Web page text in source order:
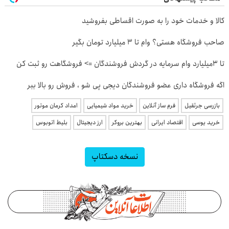
کالا و خدمات خود را به صورت اقساطی بفروشید
صاحب فروشگاه هستی؟ وام تا ۳ میلیارد تومان بگیر
تا 3میلیارد وام سرمایه در گردش فروشندگان => فروشگاهت رو ثبت کن
اگه فروشگاه داری عضو فروشندگان دیجی پی شو ، فروش رو بالا ببر
بازرسی جرثقیل فرم ساز آنلاین خرید مواد شیمیایی
امداد کرمان موتور
خرید یوسی
اقتصاد ایرانی بهترین بروکر ارز دیجیتال بلیط اتوبوس
نسخه دسکتاپ